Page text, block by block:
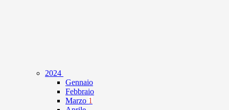
2024
Gennaio
Febbraio
Marzo 1